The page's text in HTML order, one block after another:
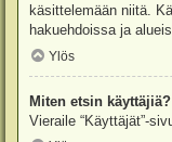
käsittelemään niitä.
hakuehdoissa ja
Ylös
Miten etsin käyttäjiä?
Vieraile “Käyttäjät”-